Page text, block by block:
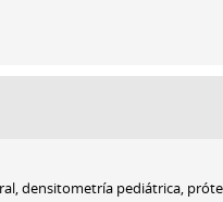
densitometría pediátrica,